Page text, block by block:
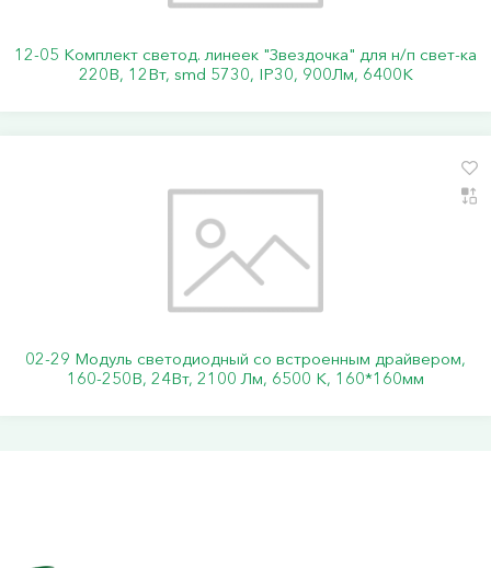
12-05 Комплект светод. линеек "Звездочка" для н/п свет-ка
220В, 12Вт, smd 5730, IP30, 900Лм, 6400К
02-29 Модуль светодиодный со встроенным драйвером,
160-250В, 24Вт, 2100 Лм, 6500 К, 160*160мм